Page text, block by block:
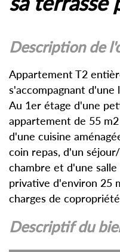
description de
Appartement T2
s'accompagnant d'une
Au 1er étage d'une
appartement de 55
d'une cuisine
coin repas, d'un
chambre et d'une
privative d'environ 25
charges de
descriptif du